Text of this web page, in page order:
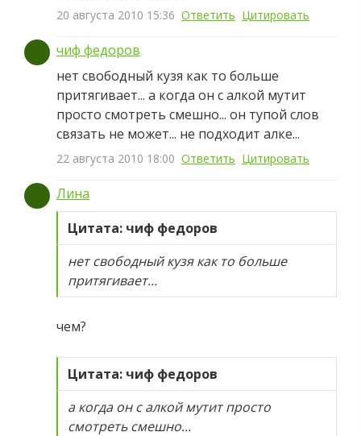
20 августа 2010 15:36 Ответить Цитировать
чиф федоров
нет свободный кузя как то больше
притягивает... а когда он с алкой мутит
просто смотреть смешно... он тупой слов
связать не может... не подходит алке...
22 августа 2010 18:00 Ответить Цитировать
Лина
Цитата: чиф федоров
нет свободный кузя как то больше
притягивает...
чем?
Цитата: чиф федоров
а когда он с алкой мутит просто
смотреть смешно...